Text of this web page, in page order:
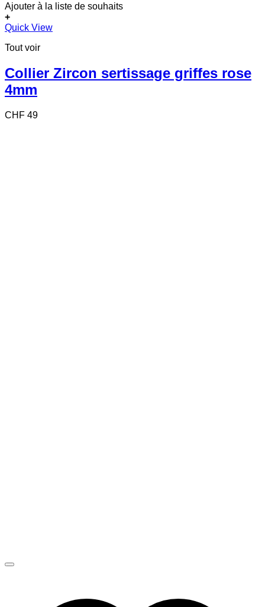
Ajouter à la liste de souhaits
+
Quick View
Tout voir
Collier Zircon sertissage griffes rose
4mm
CHF 49